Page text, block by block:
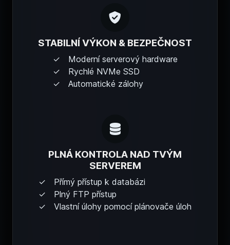
STABILNÍ VÝKON & BEZPEČNOST
Moderní serverový hardware
Rychlé NVMe SSD
Automatické zálohy
PLNÁ KONTROLA NAD TVÝM
SERVEREM
Přímý přístup k databázi
Plný FTP přístup
Vlastní úlohy pomocí plánovače úloh